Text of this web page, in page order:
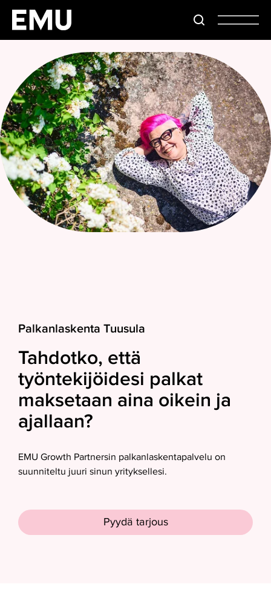
Palkanlaskenta Tuusula
Tahdotko, että
työntekijöidesi palkat
maksetaan aina oikein ja
ajallaan?
EMU Growth Partnersin palkanlaskentapalvelu on
suunniteltu juuri sinun yrityksellesi.
Pyydä tarjous